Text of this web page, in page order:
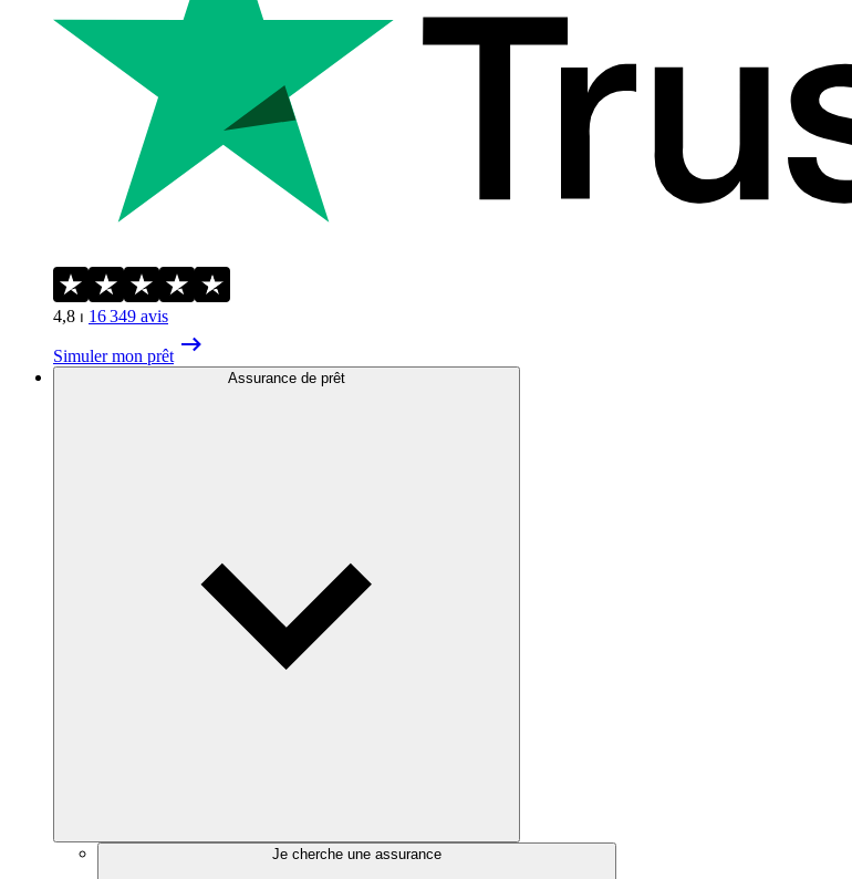
4,8 ⏐ 16 349 avis
Simuler mon prêt
Assurance de prêt
Je cherche une assurance